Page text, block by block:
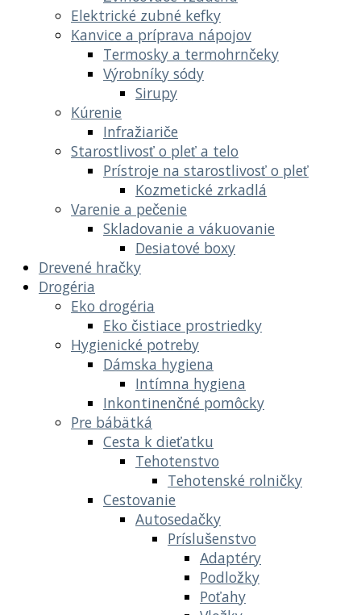
Elektrické zubné kefky
Kanvice a príprava nápojov
Termosky a termohrnčeky
Výrobníky sódy
Sirupy
Kúrenie
Infražiariče
Starostlivosť o pleť a telo
Prístroje na starostlivosť o pleť
Kozmetické zrkadlá
Varenie a pečenie
Skladovanie a vákuovanie
Desiatové boxy
Drevené hračky
Drogéria
Eko drogéria
Eko čistiace prostriedky
Hygienické potreby
Dámska hygiena
Intímna hygiena
Inkontinenčné pomôcky
Pre bábätká
Cesta k dieťatku
Tehotenstvo
Tehotenské rolničky
Cestovanie
Autosedačky
Príslušenstvo
Adaptéry
Podložky
Poťahy